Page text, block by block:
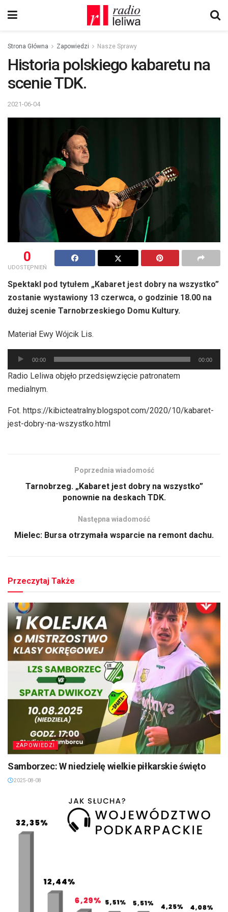
Strona Główna Zapowiedzi Nasze Sprawy
Historia polskiego kabaretu na
scenie TDK.
2021-06-04
0
UDOSTĘPNIEŃ
Spektakl pod tytułem „Kabaret jest dobry na wszystko”
zostanie wystawiony 13 czerwca, o godzinie 18.00 na
dużej scenie Tarnobrzeskiego Domu Kultury.
Materiał Ewy Wójcik Lis.
Odtwarzacz
plików
dźwiękowych
00:00 00:00
Radio Leliwa objęło przedsięwzięcie patronatem
medialnym.
Fot. https://kibicteatralny.blogspot.com/2020/10/kabaret-
jest-dobry-na-wszystko.html
Poprzednia wiadomość
Tarnobrzeg. „Kabaret jest dobry na wszystko”
ponownie na deskach TDK.
Następna wiadomość
Mielec: Bursa otrzymała wsparcie na remont dachu.
Przeczytaj Także
ZAPOWIEDZI
Samborzec: W niedzielę wielkie piłkarskie święto
2025-08-08